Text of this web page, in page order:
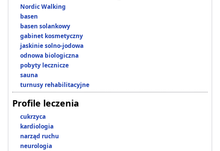
Nordic Walking
basen
basen solankowy
gabinet kosmetyczny
jaskinie solno-jodowa
odnowa biologiczna
pobyty lecznicze
sauna
turnusy rehabilitacyjne
Profile leczenia
cukrzyca
kardiologia
narząd ruchu
neurologia